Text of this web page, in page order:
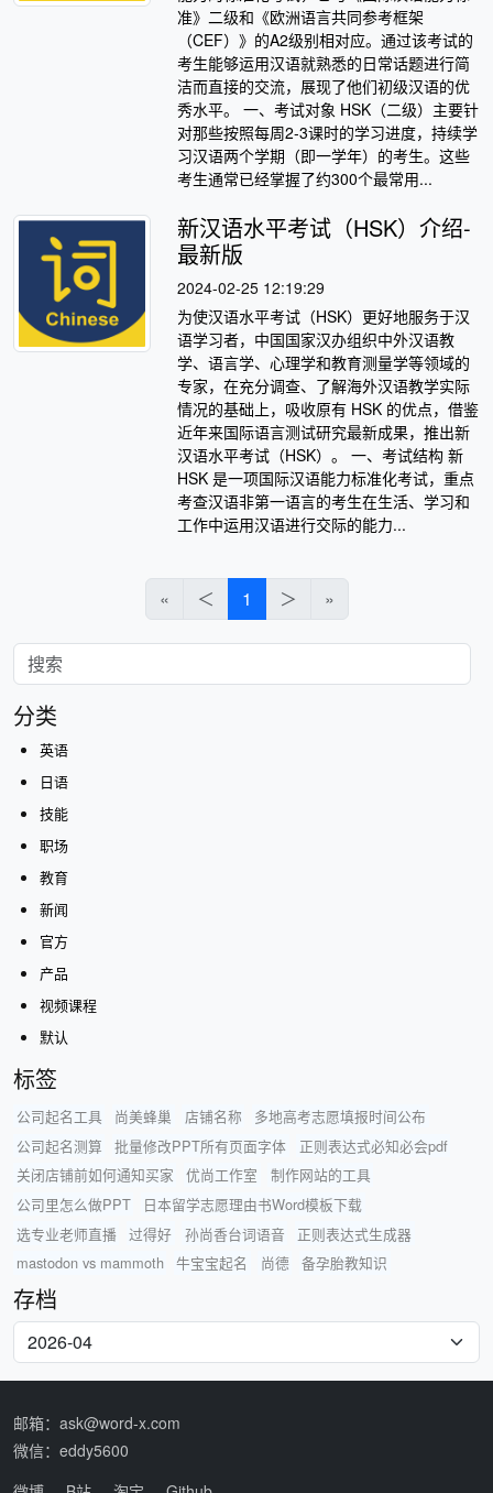
准》二级和《欧洲语言共同参考框架
（CEF）》的A2级别相对应。通过该考试的
考生能够运用汉语就熟悉的日常话题进行简
洁而直接的交流，展现了他们初级汉语的优
秀水平。 一、考试对象 HSK（二级）主要针
对那些按照每周2-3课时的学习进度，持续学
习汉语两个学期（即一学年）的考生。这些
考生通常已经掌握了约300个最常用...
新汉语水平考试（HSK）介绍-
最新版
2024-02-25 12:19:29
为使汉语水平考试（HSK）更好地服务于汉
语学习者，中国国家汉办组织中外汉语教
学、语言学、心理学和教育测量学等领域的
专家，在充分调查、了解海外汉语教学实际
情况的基础上，吸收原有 HSK 的优点，借鉴
近年来国际语言测试研究最新成果，推出新
汉语水平考试（HSK）。 一、考试结构 新
HSK 是一项国际汉语能力标准化考试，重点
考查汉语非第一语言的考生在生活、学习和
工作中运用汉语进行交际的能力...
« ＜ 1 ＞ »
分类
英语
日语
技能
职场
教育
新闻
官方
产品
视频课程
默认
标签
公司起名工具 尚美蜂巢 店铺名称
多地高考志愿填报时间公布
公司起名测算
批量修改PPT所有页面字体
正则表达式必知必会pdf
关闭店铺前如何通知买家
优尚工作室
制作网站的工具
公司里怎么做PPT
日本留学志愿理由书Word模板下载
选专业老师直播
过得好 孙尚香台词语音
正则表达式生成器
mastodon vs mammoth
牛宝宝起名 尚德 备孕胎教知识
存档
邮箱：ask@word-x.com
微信：eddy5600